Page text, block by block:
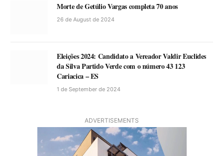
Morte de Getúlio Vargas completa 70 anos
26 de August de 2024
Eleições 2024: Candidato a Vereador Valdir Euclides
da Silva Partido Verde com o número 43 123
Cariacica – ES
1 de September de 2024
ADVERTISEMENTS